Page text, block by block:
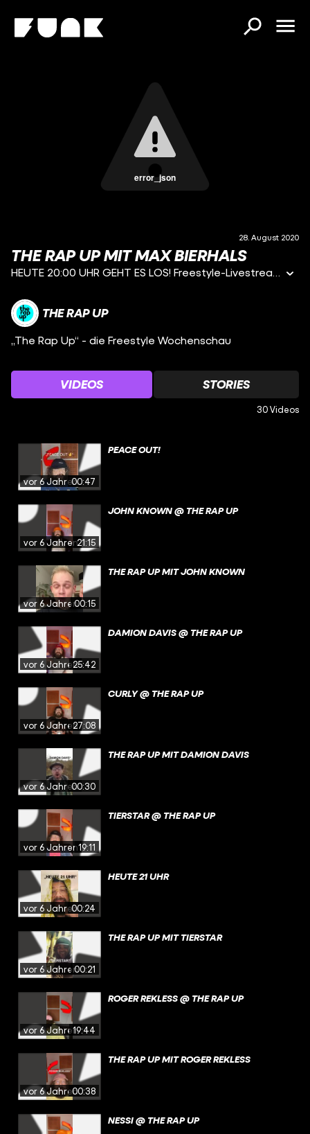
error_json
28. August 2020
THE RAP UP MIT MAX BIERHALS
HEUTE 20:00 UHR GEHT ES LOS! Freestyle-Livestream mit dem, was die Woche so los war und mit dem besten #maxbierhals! Wenn der Autor nicht gerade rappt, räumt er mit seinen Ideen auch mal den Grimme Preis für die „Lass dich überwachen Show“ vom #neomagazinroyale ab oder engagiert sich für soziale Projekte! #ehrenmann Gönnt euch!
THE RAP UP
„The Rap Up“ - die Freestyle Wochenschau
VIDEOS STORIES
30 Videos
vor 6 Jahren00:47
PEACE OUT!
vor 6 Jahren21:15
JOHN KNOWN @ THE RAP UP
vor 6 Jahren00:15
THE RAP UP MIT JOHN KNOWN
vor 6 Jahren25:42
DAMION DAVIS @ THE RAP UP
vor 6 Jahren27:08
CURLY @ THE RAP UP
vor 6 Jahren00:30
THE RAP UP MIT DAMION DAVIS
vor 6 Jahren19:11
TIERSTAR @ THE RAP UP
vor 6 Jahren00:24
HEUTE 21 UHR
vor 6 Jahren00:21
THE RAP UP MIT TIERSTAR
vor 6 Jahren19:44
ROGER REKLESS @ THE RAP UP
vor 6 Jahren00:38
THE RAP UP MIT ROGER REKLESS
NESSI @ THE RAP UP